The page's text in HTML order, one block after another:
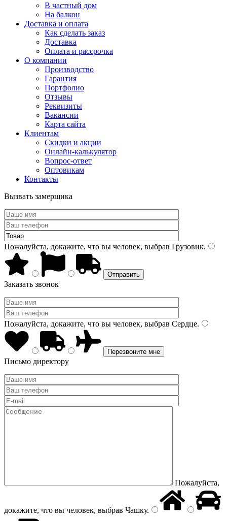
В частный дом
На балкон
Доставка и оплата
Как сделать заказ
Доставка
Оплата и рассрочка
О компании
Производство
Гарантия
Портфолио
Отзывы
Реквизиты
Вакансии
Карта сайта
Клиентам
Скидки и акции
Онлайн-калькулятор
Вопрос-ответ
Оптовикам
Контакты
Вызвать замерщика
Пожалуйста, докажите, что вы человек, выбрав Грузовик.
Заказать звонок
Пожалуйста, докажите, что вы человек, выбрав Сердце.
Письмо директору
Пожалуйста,
докажите, что вы человек, выбрав Чашку.